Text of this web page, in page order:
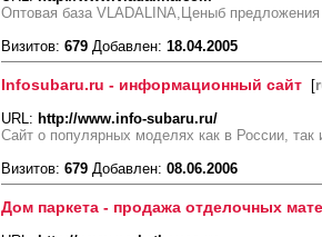
Оптовая база VLADALINA,Ценыб предложения
Визитов: 679 Добавлен: 18.04.2005
Infosubaru.ru - информационный сайт [
URL: http://www.info-subaru.ru/
Сайт о популярных моделях как в России, так
Визитов: 679 Добавлен: 08.06.2006
Дом паркета - продажа отделочных